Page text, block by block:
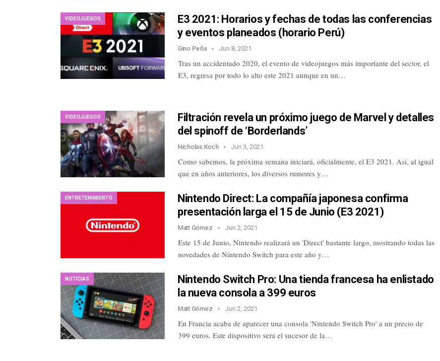
VIDEOJUEGOS
E3 2021: Horarios y fechas de todas las conferencias
y eventos planeados (horario Perú)
Gino Peña Jun 8, 2021
Tras un accidentado 2020, el evento de videojuegos más importante del sector, el
E3, regresa por todo lo alto este 2021 aunque en un…
VIDEOJUEGOS
Filtración revela un próximo juego de Marvel y detalles
del spinoff de ‘Borderlands’
Nicholas Koch Jun 3, 2021
Como sabemos, la próxima semana iniciará, oficialmente, el E3 2021. Así, al igual
que en años anteriores, los diversos rumores y…
ENTRETENIMIENTO
Nintendo Direct: La compañía japonesa confirma
presentación larga el 15 de Junio (E3 2021)
Matt Gómez Jun 2, 2021
Este 15 de Junio, Nintendo realizará un 'Direct' bastante largo, mostrando todas las
novedades de Nintendo Switch para este año y…
NOTICIAS
Nintendo Switch Pro: Una tienda francesa ha enlistado
la nueva consola a 399 euros
Matt Gómez Jun 2, 2021
En Francia acaba de aparecer una consola 'Nintendo Switch Pro' a un precio de
399 euros. Este dispositivo será el sucesor de la…